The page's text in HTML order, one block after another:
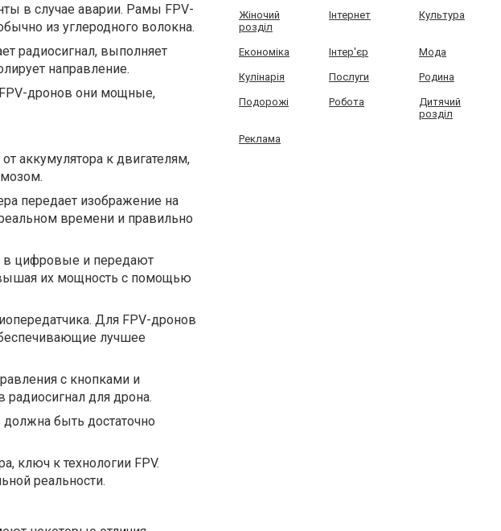
в случае аварии. Рамы FPV-
из углеродного волокна.
радиосигнал, выполняет
направление.
дронов они мощные,
аккумулятора к двигателям,
передает изображение на
времени и правильно
в цифровые и передают
их мощность с помощью
Для FPV-дронов
лучшее
с кнопками и
для дрона.
должна быть достаточно
ключ к технологии FPV.
реальности.
Жіночий
розділ
Інтернет Культура
Економіка Інтер'єр Мода
Кулінарія Послуги Родина
Подорожі Робота
Дитячий
розділ
Реклама